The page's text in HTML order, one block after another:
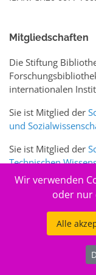
Mitgliedschaften
Die Stiftung
internationalen
Sie ist Mitglied der
und
Sie ist Mitglied der
Technischen
Sie ist zudem
Wir verwenden
oder nur
Alle